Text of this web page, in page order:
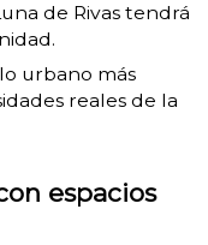
de Rivas tendrá
urbano más
reales de la
espacios